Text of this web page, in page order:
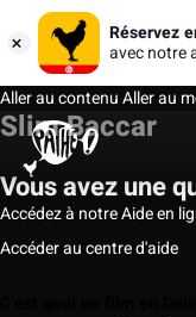
Réservez
avec notre
Aller au contenuAller au
Slim Baccar
Vous avez une
Accédez à notre Aide en
Accéder au centre d'aide